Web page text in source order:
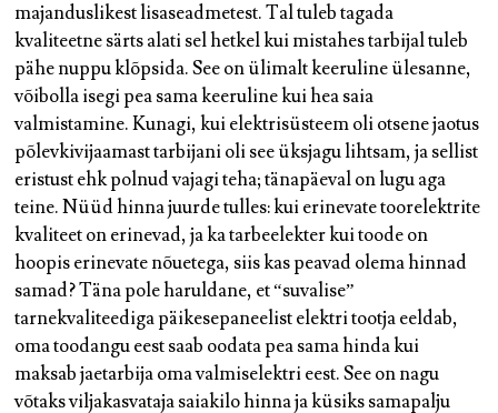
majanduslikest lisaseadmetest. Tal tuleb tagada
kvaliteetne särts alati sel hetkel kui mistahes tarbijal tuleb
pähe nuppu klõpsida. See on ülimalt keeruline ülesanne,
võibolla isegi pea sama keeruline kui hea saia
valmistamine. Kunagi, kui elektrisüsteem oli otsene jaotus
põlevkivijaamast tarbijani oli see üksjagu lihtsam, ja sellist
eristust ehk polnud vajagi teha; tänapäeval on lugu aga
teine. Nüüd hinna juurde tulles: kui erinevate toorelektrite
kvaliteet on erinevad, ja ka tarbeelekter kui toode on
hoopis erinevate nõuetega, siis kas peavad olema hinnad
samad? Täna pole haruldane, et “suvalise”
tarnekvaliteediga päikesepaneelist elektri tootja eeldab,
oma toodangu eest saab oodata pea sama hinda kui
maksab jaetarbija oma valmiselektri eest. See on nagu
võtaks viljakasvataja saiakilo hinna ja küsiks samapalju